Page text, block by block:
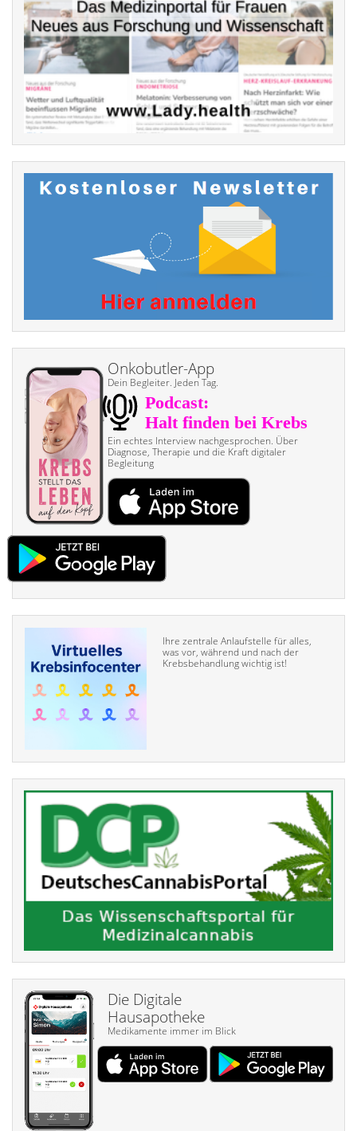
Onkobutler-App
Dein Begleiter. Jeden Tag.
Ein echtes Interview nach­gesprochen. Über
Diagnose, Therapie und die Kraft digitaler
Begleitung
Ihre zentrale Anlaufstelle für alles,
was vor, während und nach der
Krebsbehandlung wichtig ist!
Die Digitale
Hausapotheke
Medikamente immer im Blick